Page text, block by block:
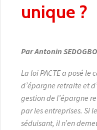
unique ?
Par Antonin
La loi PACTE a posé le
d’épargne retraite et
gestion de l’épargne
par les entreprises. Si
séduisant, il n’en